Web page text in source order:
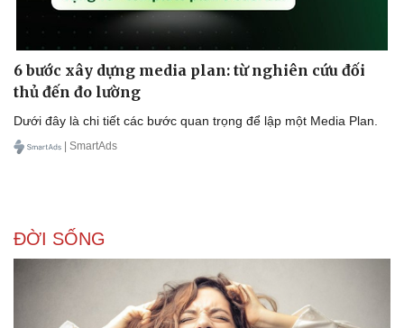
Sức khỏe
Dinh dưỡng - món ngon
Cây thuốc
Sản phụ khoa
Ăn sạch sống khỏe
Đời sống
Blog
6 bước xây dựng media plan: từ nghiên cứu đối
thủ đến đo lường
Dưới đây là chi tiết các bước quan trọng để lập một Media Plan.
| SmartAds
ĐỜI SỐNG